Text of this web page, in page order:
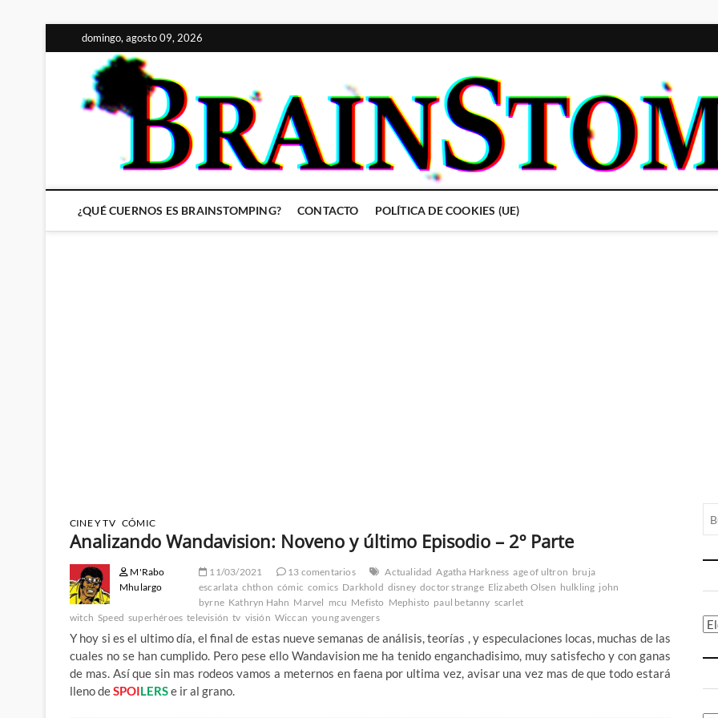
al
contenido
domingo, agosto 09, 2026
¿QUÉ CUERNOS ES BRAINSTOMPING? CONTACTO POLÍTICA DE COOKIES (UE)
CINE Y TV CÓMIC
Analizando Wandavision: Noveno y último Episodio – 2º Parte
M'Rabo
Mhulargo
11/03/2021 13 comentarios Actualidad Agatha Harkness age of ultron bruja
escarlata chthon cómic comics Darkhold disney doctor strange Elizabeth Olsen hulkling john
byrne Kathryn Hahn Marvel mcu Mefisto Mephisto paul betanny scarlet
witch Speed superhéroes televisión tv visión Wiccan young avengers
Y hoy si es el ultimo día, el final de estas nueve semanas de análisis, teorías , y especulaciones locas, muchas de las
cuales no se han cumplido. Pero pese ello Wandavision me ha tenido enganchadisimo, muy satisfecho y con ganas
de mas. Así que sin mas rodeos vamos a meternos en faena por ultima vez, avisar una vez mas de que todo estará
lleno deSPOILERSe ir al grano.